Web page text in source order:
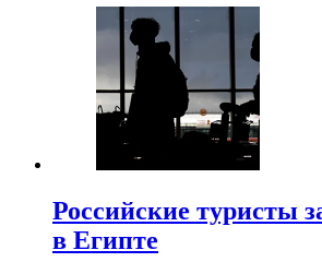
Российские туристы
в Египте